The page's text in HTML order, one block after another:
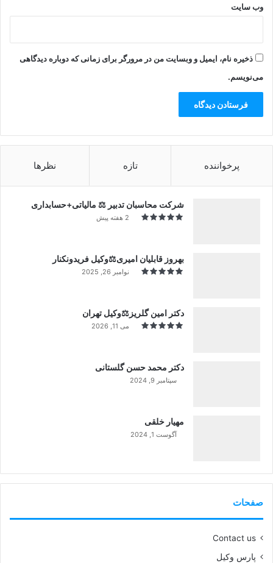
وب‌ سایت
ذخیره نام، ایمیل و وبسایت من در مرورگر برای زمانی که دوباره دیدگاهی
می‌نویسم.
پرخواننده تازه نظرها
شرکت محاسبان تدبیر ⚖️ مالیاتی+حسابداری
2 هفته پیش
بهروز قابلیان امیری⚖️وکیل فریدونکنار
نوامبر 26, 2025
دکتر امین گلریز⚖️وکیل تهران
می 11, 2026
دکتر محمد حسن گلستانی
سپتامبر 9, 2024
مهیار خلقی
آگوست 1, 2024
صفحات
Contact us
پارس وکیل